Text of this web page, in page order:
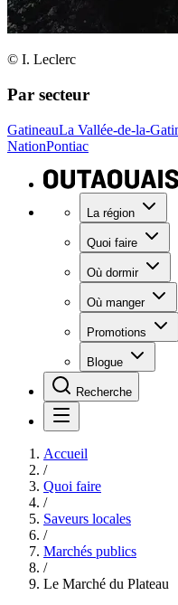
© I. Leclerc
Par secteur
GatineauLa Vallée-de-la-
NationPontiac
La région
Quoi faire
Où dormir
Où manger
Promotions
Blogue
Recherche
Accueil
/
Quoi faire
/
Saveurs locales
/
Marchés publics
/
Le Marché du Plateau